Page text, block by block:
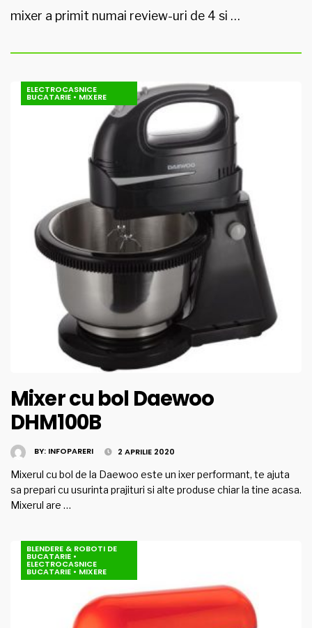
mixer a primit numai review-uri de 4 si …
ELECTROCASNICE
BUCATARIE • MIXERE
Mixer cu bol Daewoo
DHM100B
BY: INFOPARERI 2 APRILIE 2020
Mixerul cu bol de la Daewoo este un ixer performant, te ajuta
sa prepari cu usurinta prajituri si alte produse chiar la tine acasa.
Mixerul are …
BLENDERE & ROBOTI DE
BUCATARIE •
ELECTROCASNICE
BUCATARIE • MIXERE